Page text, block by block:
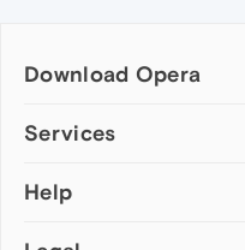
Download Opera
Computer browsers
Opera for Mac
Services
Add-ons
Help